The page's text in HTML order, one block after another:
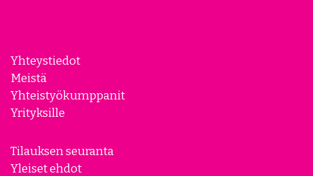
Yhteystiedot
Meistä
Yhteistyökumppanit
Yrityksille
Tilauksen seuranta
Yleiset ehdot